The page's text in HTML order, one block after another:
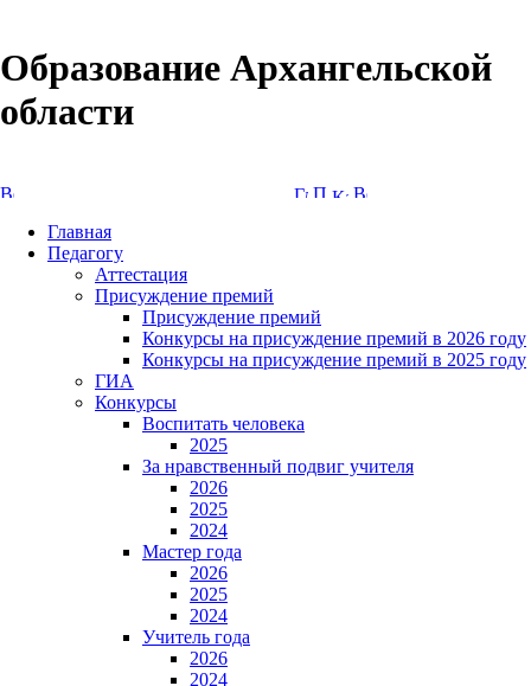
Образование Архангельской
области
Главная
Педагогу
Аттестация
Присуждение премий
Присуждение премий
Конкурсы на присуждение премий в 2026 году
Конкурсы на присуждение премий в 2025 году
ГИА
Конкурсы
Воспитать человека
2025
За нравственный подвиг учителя
2026
2025
2024
Мастер года
2026
2025
2024
Учитель года
2026
2024